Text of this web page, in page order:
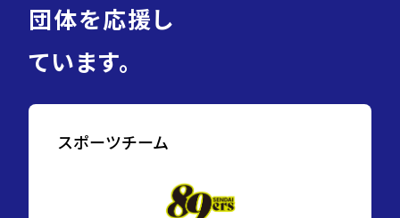
団体を応援し
ています。
スポーツチーム